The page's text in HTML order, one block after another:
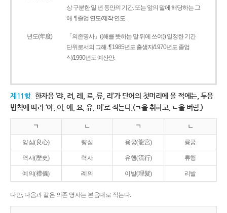
상 구분한 일 년 동안의 기간. 또는 앞의 말에 해당하는 그
해. ¶ 졸업 연도/제작 연도.
년도(年度)
「의존명사」((해를 뜻하는 말 뒤에 쓰여)) 일정한 기간
단위로서의 그해. ¶ 1985년도 출생자/1970년도 졸업
식/1990년도 예산안.
제11항 한자음 ‘랴, 려, 례, 료, 류, 리’가 단어의 첫머리에 올 적에는, 두음
법칙에 따라 ‘야, 여, 예, 요, 유, 이’로 적는다.(ㄱ을 취하고, ㄴ을 버림.)
ㄱ ㄴ ㄱ ㄴ
양심(良心) 량심 용궁(龍宮) 룡궁
역사(歷史) 력사 유행(流行) 류행
예의(禮儀) 례의 이발(理髮) 리발
다만, 다음과 같은 의존 명사는 본음대로 적는다.